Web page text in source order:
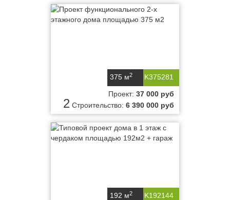
K375281
375 м2
2
Проект: 37 000 руб
Строительство: 6 390 000 руб
K192144
192 м2